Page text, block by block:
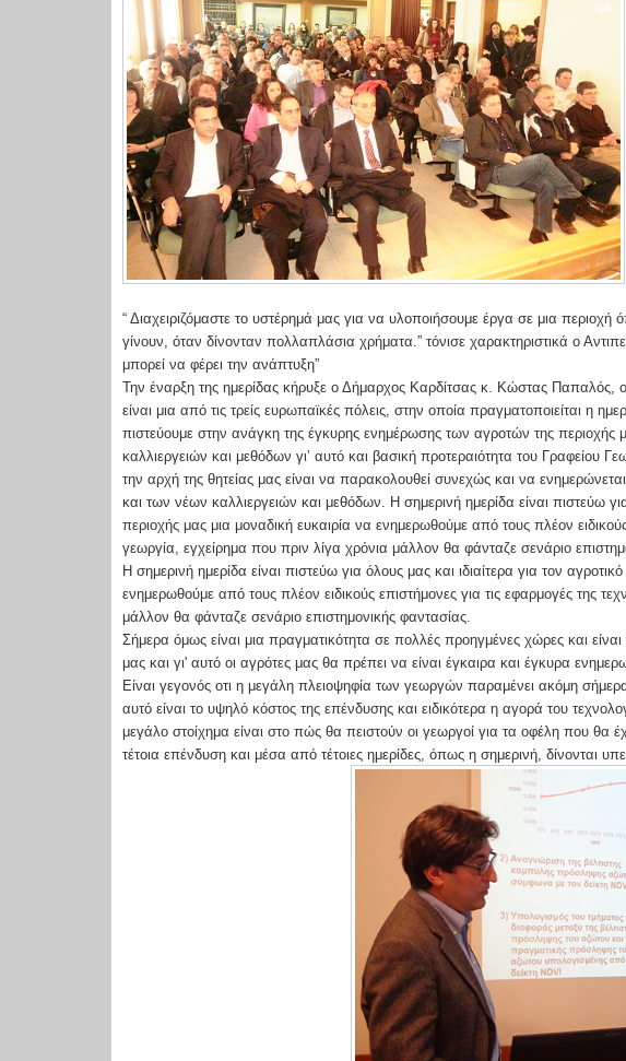
“ Διαχειριζόμαστε το υστέρημά μας για να υλοποιήσουμε έργα σε μια
γίνουν, όταν δίνονταν πολλαπλάσια χρήματα.” τόνισε χαρακτηριστικά ο
μπορεί να φέρει την ανάπτυξη”
Την έναρξη της ημερίδας κήρυξε ο Δήμαρχος Καρδίτσας κ. Κώστας Παπαλός,
είναι μια από τις τρείς ευρωπαϊκές πόλεις, στην οποία πραγματοποιείται η
πιστεύουμε στην ανάγκη της έγκυρης ενημέρωσης των αγροτών της περιοχής
καλλιεργειών και μεθόδων γι’ αυτό και βασική προτεραιότητα του
την αρχή της θητείας μας είναι να παρακολουθεί συνεχώς και να
και των νέων καλλιεργειών και μεθόδων. Η σημερινή ημερίδα είναι πιστεύω
περιοχής μας μια μοναδική ευκαιρία να ενημερωθούμε από τους πλέον
γεωργία, εγχείρημα που πριν λίγα χρόνια μάλλον θα φάνταζε σενάριο
Η σημερινή ημερίδα είναι πιστεύω για όλους μας και ιδιαίτερα για τον
ενημερωθούμε από τους πλέον ειδικούς επιστήμονες για τις εφαρμογές της
μάλλον θα φάνταζε σενάριο επιστημονικής φαντασίας.
Σήμερα όμως είναι μια πραγματικότητα σε πολλές προηγμένες χώρες και
μας και γι' αυτό οι αγρότες μας θα πρέπει να είναι έγκαιρα και έγκυρα
Είναι γεγονός οτι η μεγάλη πλειοψηφία των γεωργών παραμένει ακόμη σήμερα
αυτό είναι το υψηλό κόστος της επένδυσης και ειδικότερα η αγορά του
μεγάλο στοίχημα είναι στο πώς θα πειστούν οι γεωργοί για τα οφέλη που θα
τέτοια επένδυση και μέσα από τέτοιες ημερίδες, όπως η σημερινή, δίνονται